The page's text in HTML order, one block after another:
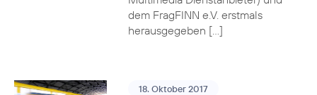
dem FragFINN e.V. erstmals
herausgegeben […]
18. Oktober 2017